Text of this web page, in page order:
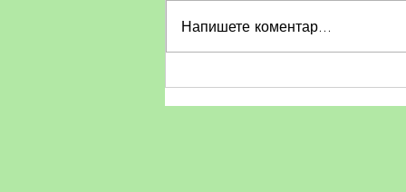
Тематичен ден по БДП
Напишете коментар...